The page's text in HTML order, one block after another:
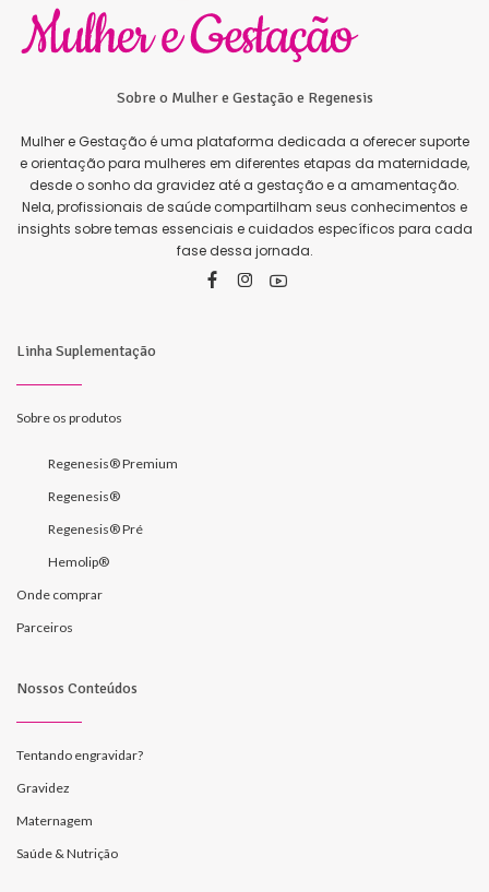
Sobre o Mulher e Gestação e Regenesis
Mulher e Gestação é uma plataforma dedicada a oferecer suporte
e orientação para mulheres em diferentes etapas da maternidade,
desde o sonho da gravidez até a gestação e a amamentação.
Nela, profissionais de saúde compartilham seus conhecimentos e
insights sobre temas essenciais e cuidados específicos para cada
fase dessa jornada.
Linha Suplementação
Sobre os produtos
Regenesis® Premium
Regenesis®
Regenesis® Pré
Hemolip®
Onde comprar
Parceiros
Nossos Conteúdos
Tentando engravidar?
Gravidez
Maternagem
Saúde & Nutrição